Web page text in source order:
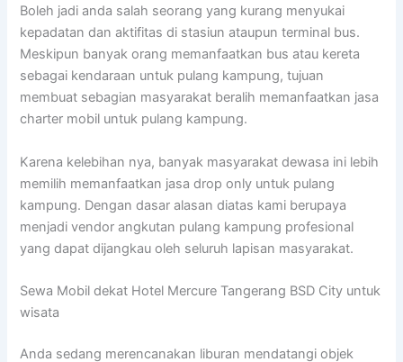
Boleh jadi anda salah seorang yang kurang menyukai
kepadatan dan aktifitas di stasiun ataupun terminal bus.
Meskipun banyak orang memanfaatkan bus atau kereta
sebagai kendaraan untuk pulang kampung, tujuan
membuat sebagian masyarakat beralih memanfaatkan jasa
charter mobil untuk pulang kampung.
Karena kelebihan nya, banyak masyarakat dewasa ini lebih
memilih memanfaatkan jasa drop only untuk pulang
kampung. Dengan dasar alasan diatas kami berupaya
menjadi vendor angkutan pulang kampung profesional
yang dapat dijangkau oleh seluruh lapisan masyarakat.
Sewa Mobil dekat Hotel Mercure Tangerang BSD City untuk
wisata
Anda sedang merencanakan liburan mendatangi objek